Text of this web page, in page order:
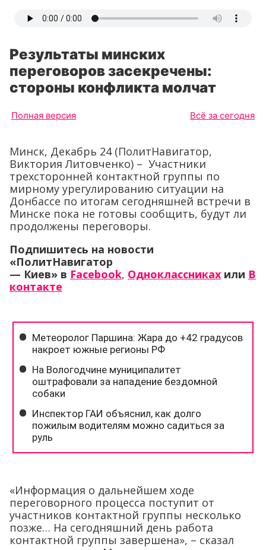
Результаты минских
переговоров засекречены:
стороны конфликта молчат
Полная версия Всё за сегодня
Минск, Декабрь 24 (ПолитНавигатор,
Виктория Литовченко) – Участники
трехсторонней контактной группы по
мирному урегулированию ситуации на
Донбассе по итогам сегодняшней встречи в
Минске пока не готовы сообщить, будут ли
продолжены переговоры.
Подпишитесь на новости
«ПолитНавигатор
— Киев» в Facebook, Одноклассниках или В
контакте
«Информация о дальнейшем ходе
переговорного процесса поступит от
участников контактной группы несколько
позже… На сегодняшний день работа
контактной группы завершена», – сказал